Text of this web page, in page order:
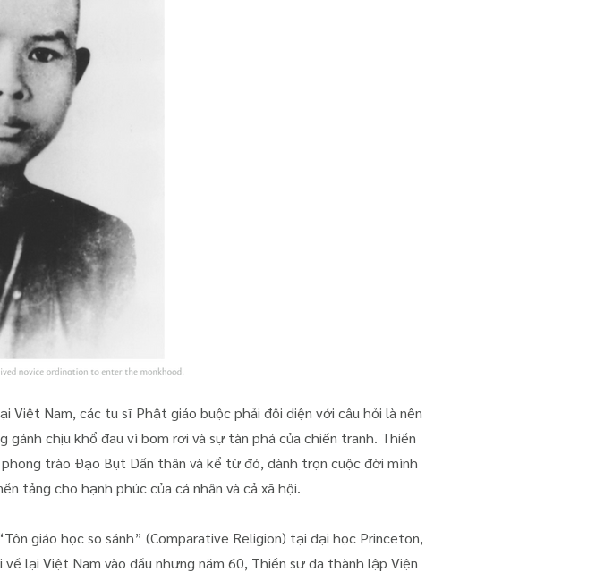
Việt Nam, các tu sĩ Phật giáo buộc phải đối diện với câu hỏi là nên
chịu khổ đau vì bom rơi và sự tàn phá của chiến tranh. Thiền
trào Đạo Bụt Dấn thân và kể từ đó, dành trọn cuộc đời mình
tảng cho hạnh phúc của cá nhân và cả xã hội.
giáo học so sánh” (Comparative Religion) tại đại học Princeton,
lại Việt Nam vào đầu những năm 60, Thiền sư đã thành lập Viện